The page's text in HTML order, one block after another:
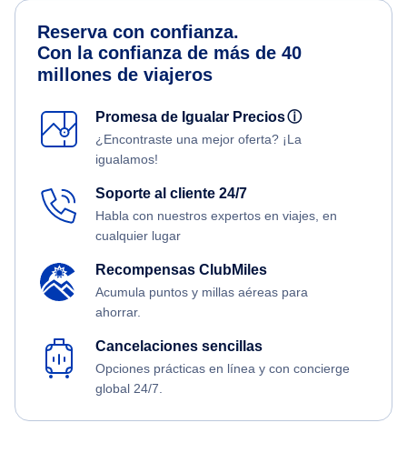
Reserva con confianza.
Con la confianza de más de 40
millones de viajeros
Promesa de Igualar Preciosⓘ
¿Encontraste una mejor oferta? ¡La
igualamos!
Soporte al cliente 24/7
Habla con nuestros expertos en viajes, en
cualquier lugar
Recompensas ClubMiles
Acumula puntos y millas aéreas para
ahorrar.
Cancelaciones sencillas
Opciones prácticas en línea y con concierge
global 24/7.